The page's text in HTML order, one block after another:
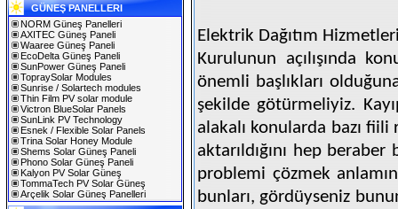
GÜNEŞ PANELLERI
NORM Güneş Panelleri
AXITEC Güneş Paneli
Waaree Güneş Paneli
EcoDelta Güneş Paneli
SunPower Güneş Paneli
TopraySolar Modules
Sunrise / Solartech modules
Thin Film PV solar module
Victron BlueSolar Panels
SunLink PV Technology
Esnek / Flexible Solar Panels
Trina Solar Honey Module
Shems Solar Güneş Paneli
Phono Solar Güneş Paneli
Kalyon PV Solar Güneş
TommaTech PV Solar Güneş
Arçelik Solar Güneş Panelleri
Elektrik Dağıtım
Kurulunun açılışında
önemli başlıkları
şekilde götürmeliyiz.
alakalı konularda bazı
aktarıldığını hep
problemi çözmek
bunları, gördüyseniz